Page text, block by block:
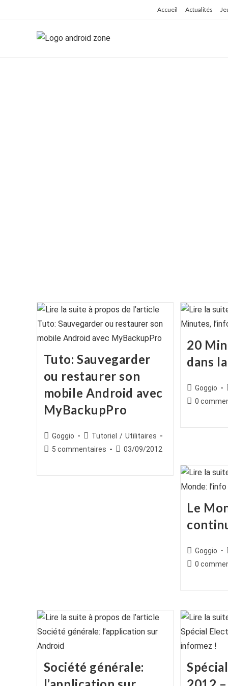
Accueil Actualités
Tuto: Sauvegarder
ou restaurer son
mobile Android avec
MyBackupPro
Auteur/autrice
de
Goggio
Post
category:
Tutoriel / Utilitaires
Commentaires
5 commentaires
Publication
03/09/2012
20
dans
Auteur/
de
Goggio
0
Le
Auteur/
de
Goggio
0
Société générale: